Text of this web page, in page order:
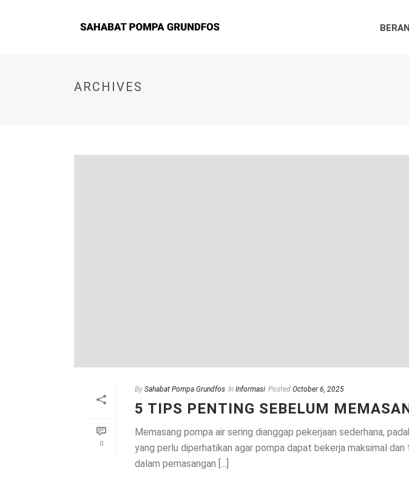
ARCHIVES
0
By Sahabat Pompa Grundfos In Informasi Posted October 6, 2025
5 TIPS PENTING SEBELUM
Memasang pompa air sering dianggap pekerjaan sederhana,
yang perlu diperhatikan agar pompa dapat bekerja maksimal dan
dalam pemasangan [...]